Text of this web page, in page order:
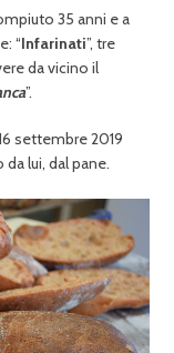
35 anni e a
“Infarinati”, tre
da vicino il
”.
settembre 2019
lui, dal pane.